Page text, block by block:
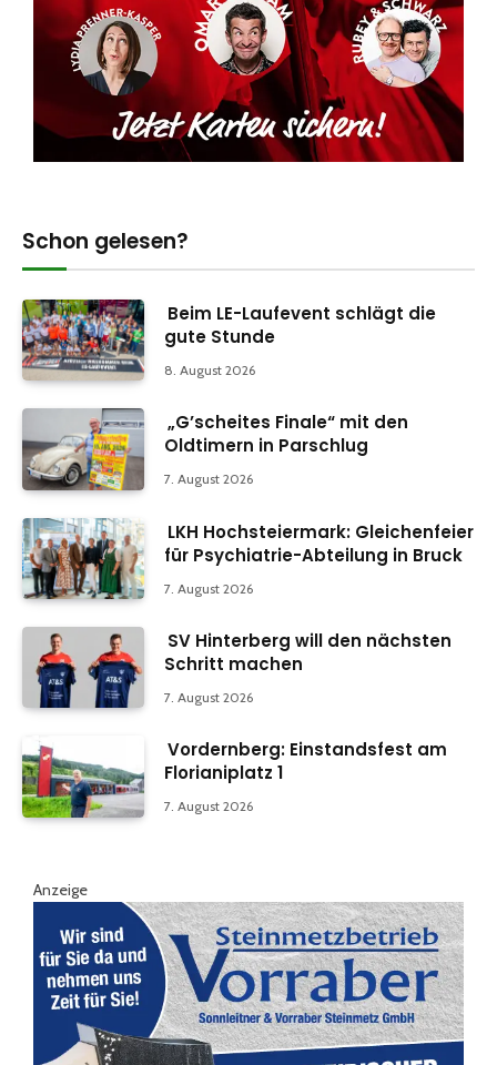
Schon gelesen?
Beim LE-Laufevent schlägt die
gute Stunde
8. August 2026
„G’scheites Finale“ mit den
Oldtimern in Parschlug
7. August 2026
LKH Hochsteiermark: Gleichenfeier
für Psychiatrie-Abteilung in Bruck
7. August 2026
SV Hinterberg will den nächsten
Schritt machen
7. August 2026
Vordernberg: Einstandsfest am
Florianiplatz 1
7. August 2026
Anzeige